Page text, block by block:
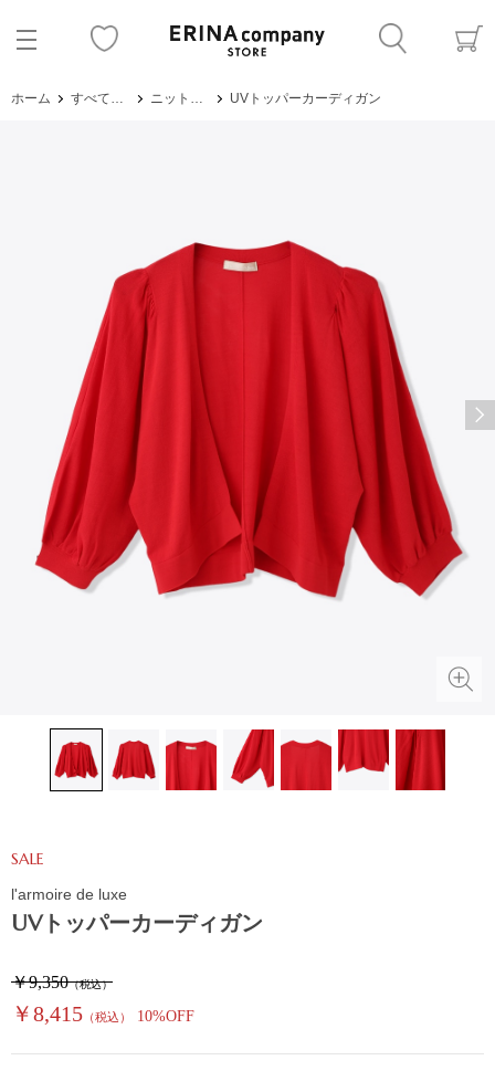
ホーム すべてのアイテム ニット・セーター UVトッパーカーディガン
UVトッパーカーディガン
SALE
￥9,350（税込）
￥8,415 （税込） 10%OFF
l'armoire de luxe